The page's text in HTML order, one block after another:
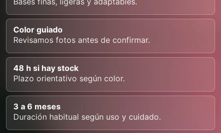
Color guiado
Revisamos fotos antes de confirmar.
48 h si hay stock
Plazo orientativo según color.
3 a 6 meses
Duración habitual según uso y cuidado.